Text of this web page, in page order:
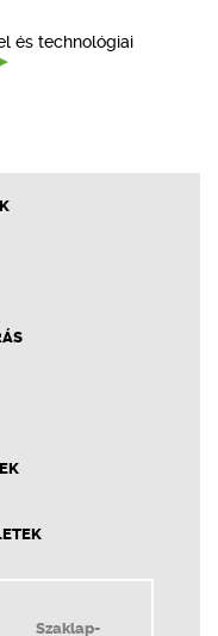
és technológiai
Szaklap-